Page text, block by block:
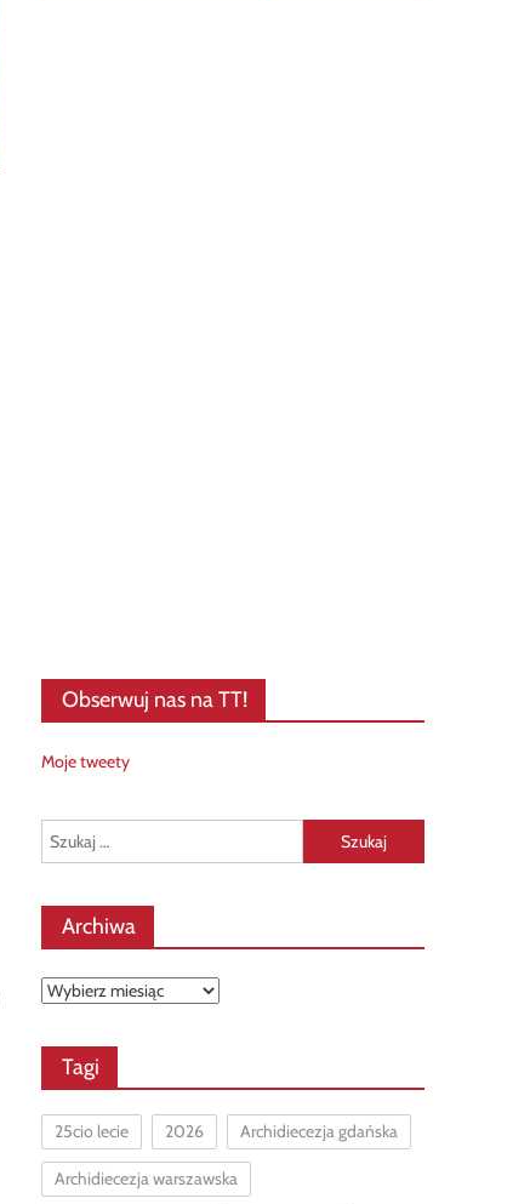
Obserwuj nas na TT!
Moje tweety
Szukaj:
Archiwa
Archiwa
Tagi
25cio lecie 2026 Archidiecezja gdańska
Archidiecezja warszawska